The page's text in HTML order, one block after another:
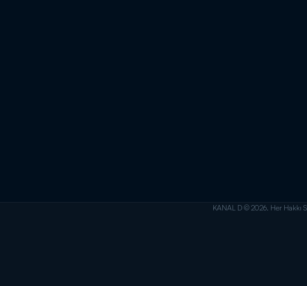
KANAL D © 2026. Her Hakkı